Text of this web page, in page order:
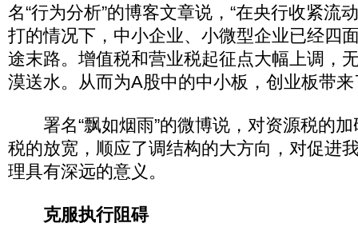
名“行为分析”的博客文章说，“在央行收紧流
打的情况下，中小企业、小微型企业已经四
途末路。增值税和营业税起征点大幅上调，
漠送水。从而为A股中的中小板，创业板带来
署名“飘如烟雨”的微博说，对资源税的加
税的放宽，顺应了调结构的大方向，对促进
理具有深远的意义。
克服执行阻碍